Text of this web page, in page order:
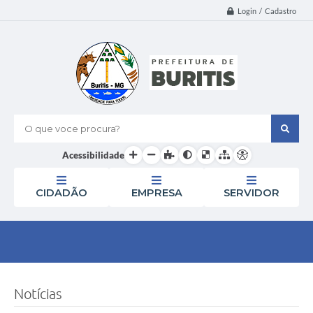
Login / Cadastro
O que voce procura?
Acessibilidade
CIDADÃO EMPRESA SERVIDOR
Notícias